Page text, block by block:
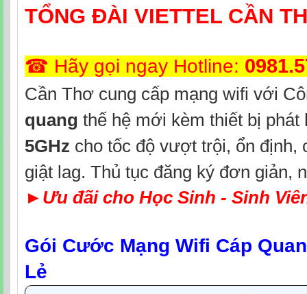
TỔNG ĐÀI VIETTEL CẦN
☎ Hãy gọi ngay Hotline:
Cần Thơ cung cấp mạng wifi với
quang thế hệ mới kèm thiết bị phát
5GHz cho tốc độ vượt trội, ổn định,
giật lag. Thủ tục đăng ký đơn giản,
► Ưu đãi cho Học Sinh - Sinh
Gói Cước Mạng Wifi Cáp
Lẻ